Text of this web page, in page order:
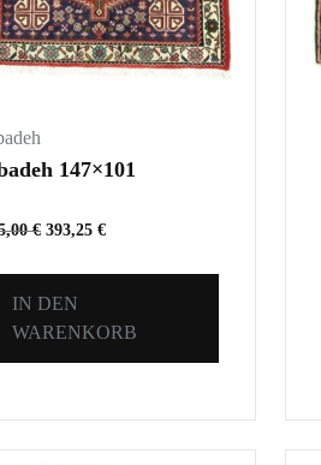
147×101
€ 393,25 €
IN DEN
WARENKORB